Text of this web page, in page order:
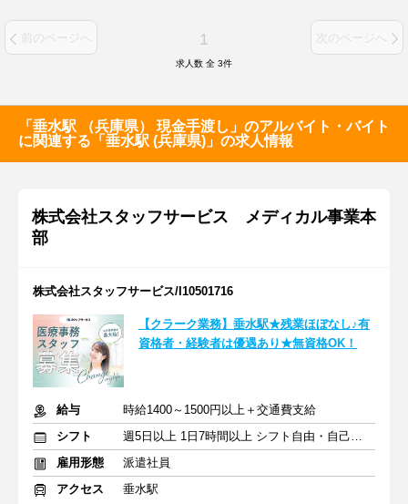
前のページへ 1 次のページへ
求人数 全 3件
「垂水駅 （兵庫県） 現金手渡し」のアルバイト・バイト
に関連する「垂水駅 (兵庫県)」の求人情報
株式会社スタッフサービス メディカル事業本
部
株式会社スタッフサービス/I10501716
【クラーク業務】垂水駅★残業ほぼなし♪有
資格者・経験者は優遇あり★無資格OK！
給与
時給1400～1500円以上＋交通費支給
シフト
週5日以上 1日7時間以上 シフト自由・自己申告
雇用形態
派遣社員
アクセス
垂水駅